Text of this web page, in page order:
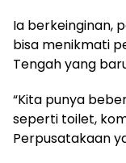
Ia berkeinginan,
bisa menikmati
Tengah yang
“Kita punya
seperti toilet,
Perpusatakaan